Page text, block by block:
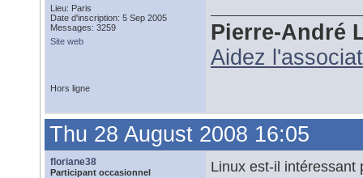
Lieu: Paris
Date d'inscription: 5 Sep 2005
Messages: 3259
Site web
Pierre-André
Aidez
Hors ligne
Thu 28 August 2008 16:05
floriane38
Participant occasionnel
Linux est-il intéressant